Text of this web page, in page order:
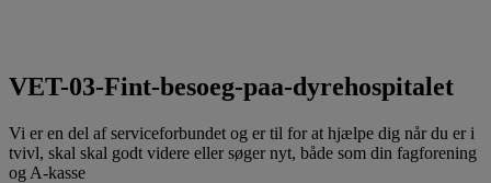
VET-03-Fint-besoeg-paa-dyrehospitalet
Vi er en del af serviceforbundet og er til for at hjælpe dig når du er i
tvivl, skal skal godt videre eller søger nyt, både som din fagforening
og A-kasse